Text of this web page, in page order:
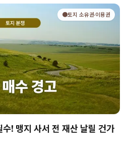
🟤토지 소유권·이용권
! 맹지 사서 전 재산 날릴 건가